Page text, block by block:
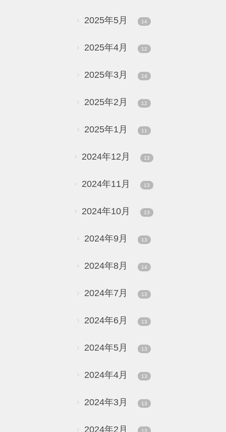
2025年5月 14
2025年4月 12
2025年3月 14
2025年2月 12
2025年1月 11
2024年12月 13
2024年11月 13
2024年10月 13
2024年9月 13
2024年8月 14
2024年7月 13
2024年6月 13
2024年5月 13
2024年4月 13
2024年3月 13
2024年2月 13